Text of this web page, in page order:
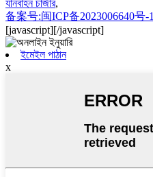
যানবাহন চার্জার,
备案号:闽ICP备2023006640号-1
[javascript][/javascript]
ইমেইল পাঠান
x